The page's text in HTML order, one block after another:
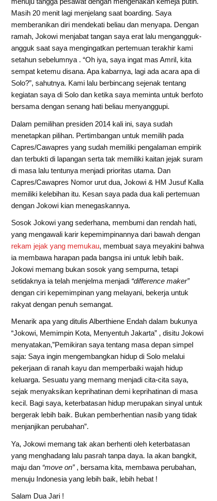
Masih 20 menit lagi menjelang saat boarding. Saya
memberanikan diri mendekati beliau dan menyapa. Dengan
ramah, Jokowi menjabat tangan saya erat lalu mengangguk-
angguk saat saya mengingatkan pertemuan terakhir kami
setahun sebelumnya . “Oh iya, saya ingat mas Amril, kita
sempat ketemu disana. Apa kabarnya, lagi ada acara apa di
Solo?”, sahutnya. Kami lalu berbincang sejenak tentang
kegiatan saya di Solo dan ketika saya meminta untuk berfoto
bersama dengan senang hati beliau menyanggupi.
Dalam pemilihan presiden 2014 kali ini, saya sudah
menetapkan pilihan. Pertimbangan untuk memilih pada
Capres/Cawapres yang sudah memiliki pengalaman empirik
dan terbukti di lapangan serta tak memiliki kaitan jejak suram
di masa lalu tentunya menjadi prioritas utama. Dan
Capres/Cawapres Nomor urut dua, Jokowi & HM Jusuf Kalla
memiliki kelebihan itu. Kesan saya pada dua kali pertemuan
dengan Jokowi kian menegaskannya.
Sosok Jokowi yang sederhana, membumi dan rendah hati,
yang mengawali karir kepemimpinannya dari bawah dengan
rekam jejak yang memukau, membuat saya meyakini bahwa
ia membawa harapan pada bangsa ini untuk lebih baik.
Jokowi memang bukan sosok yang sempurna, tetapi
setidaknya ia telah menjelma menjadi “difference maker”
dengan ciri kepemimpinan yang melayani, bekerja untuk
rakyat dengan penuh semangat.
Menarik apa yang ditulis Alberthiene Endah dalam bukunya
“Jokowi, Memimpin Kota, Menyentuh Jakarta” , disitu Jokowi
menyatakan,”Pemikiran saya tentang masa depan simpel
saja: Saya ingin mengembangkan hidup di Solo melalui
pekerjaan di ranah kayu dan memperbaiki wajah hidup
keluarga. Sesuatu yang memang menjadi cita-cita saya,
sejak menyaksikan keprihatinan demi keprihatinan di masa
kecil. Bagi saya, keterbatasan hidup merupakan sinyal untuk
bergerak lebih baik. Bukan pemberhentian nasib yang tidak
menjanjikan perubahan”.
Ya, Jokowi memang tak akan berhenti oleh keterbatasan
yang menghadang lalu pasrah tanpa daya. Ia akan bangkit,
maju dan “move on”, bersama kita, membawa perubahan,
menuju Indonesia yang lebih baik, lebih hebat !
Salam Dua Jari !